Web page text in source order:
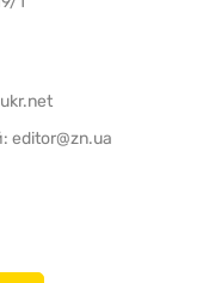
editor@zn.ua